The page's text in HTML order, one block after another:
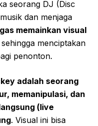
seorang DJ (Disc
dan menjaga
memainkan visual
sehingga menciptakan
penonton.
adalah seorang
memanipulasi, dan
(live
. Visual ini bisa